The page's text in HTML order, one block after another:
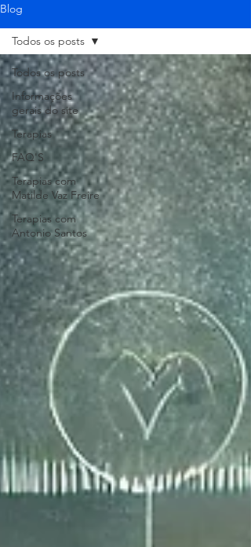
Blog
Todos os posts
Informações
gerais do site
Terapias
FAQ'S
Terapias com
Matilde Vaz Freire
Terapias com
Antonio Santos
Todos os posts